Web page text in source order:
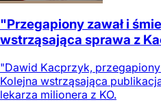
"Przegapiony zawał i
wstrząsająca sprawa z
"Dawid Kacprzyk,
Kolejna wstrząsająca
lekarza milionera z KO.